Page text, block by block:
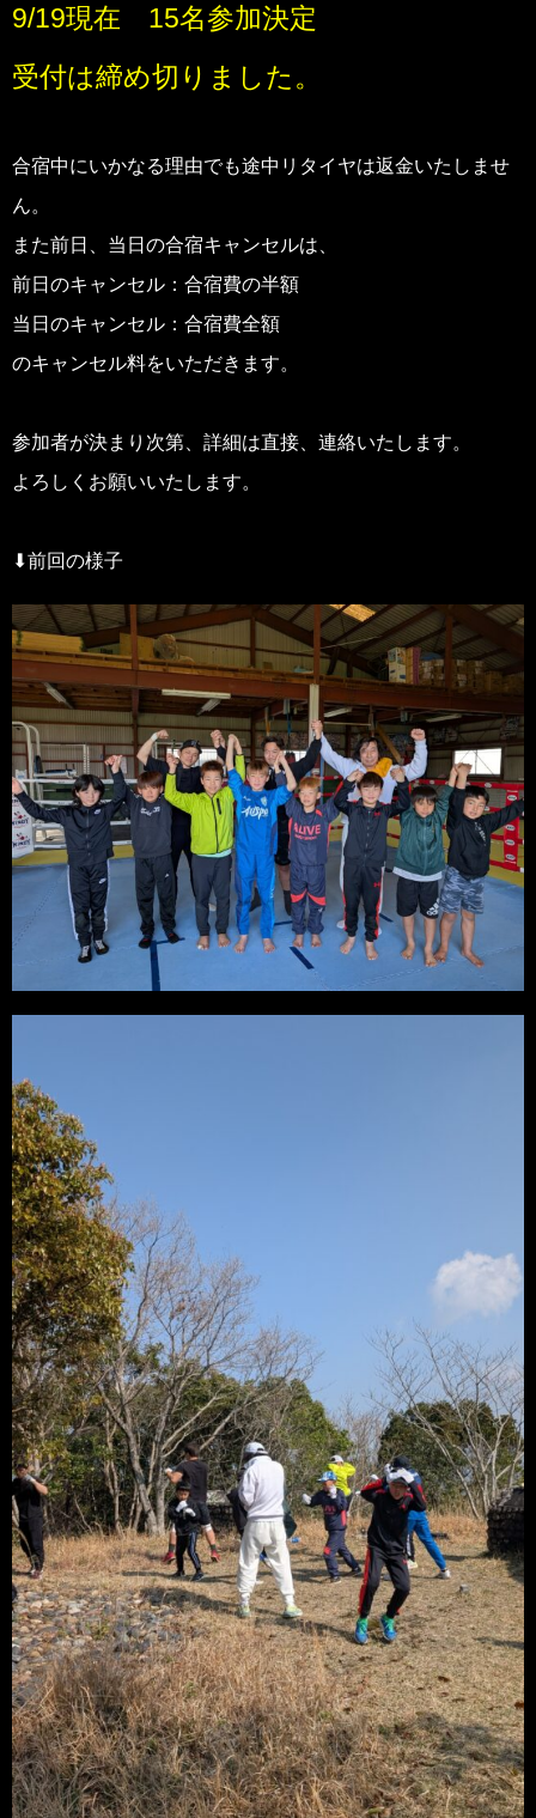
9/19現在 15名参加決定
受付は締め切りました。
合宿中にいかなる理由でも途中リタイヤは返金いたしませ
ん。
また前日、当日の合宿キャンセルは、
前日のキャンセル：合宿費の半額
当日のキャンセル：合宿費全額
のキャンセル料をいただきます。
参加者が決まり次第、詳細は直接、連絡いたします。
よろしくお願いいたします。
⬇前回の様子